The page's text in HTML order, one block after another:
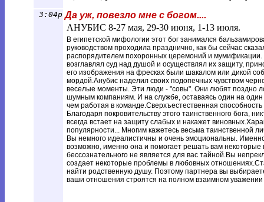
3:04p Да уж, повезло мне с богом....
АНУБИС 8-27 мая, 29-30 июня, 1-13 июля.
В египетской мифологии этот бог занимался
руководством проходила празднично, как бы сейчас
распорядителем похоронных церемоний и
возглавлял суд над душой и осуществлял их защиту,
его изображения на фресках были шакалом или дикой
мордой.Анубис наделил своих подопечных чувством
веселые моменты. Эти люди - "совы". Они любят поздно
шумным компаниям. И на службе, оставаясь один на
чем работая в команде.Сверхъестественная
Благодаря покровительству этого таинственного бога,
всегда встает на защиту слабых и накажет
популярности... Многим кажетесь весьма таинственной
Вы немного идеалистичны и очень эмоциональны.
возможно, именно она и помогает решать вам
бессознательного не является для вас тайной.Вы
создает некоторые проблемы в любовных
найти родственную душу. Поэтому партнера вы
ваши отношения строятся на полном взаимном уважении